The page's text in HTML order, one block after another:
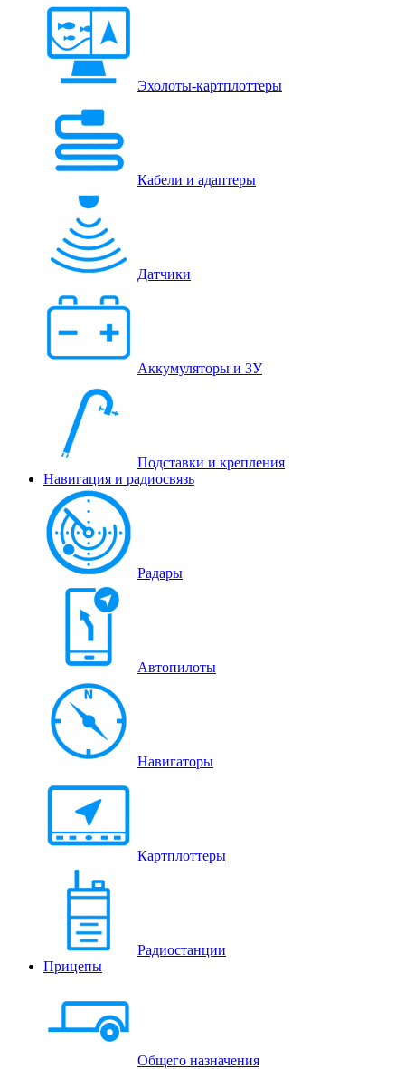
Эхолоты-картплоттеры
Кабели и адаптеры
Датчики
Аккумуляторы и ЗУ
Подставки и крепления
Навигация и радиосвязь
Радары
Автопилоты
Навигаторы
Картплоттеры
Радиостанции
Прицепы
Общего назначения